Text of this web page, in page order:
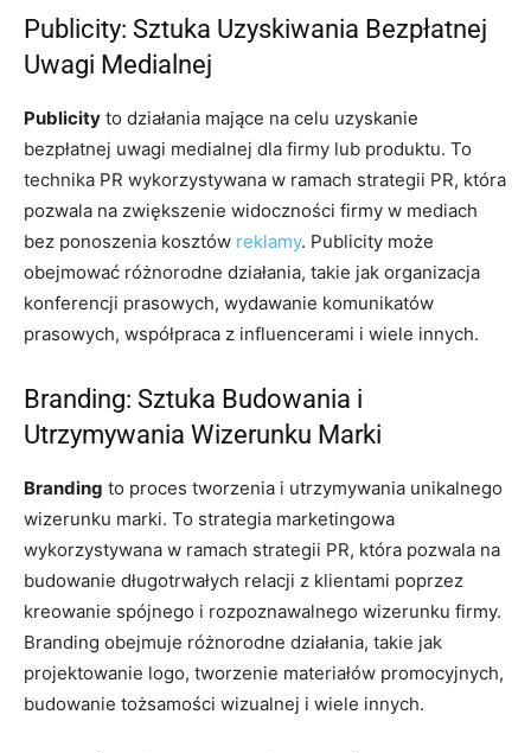
Publicity: Sztuka Uzyskiwania Bezpłatnej
Uwagi Medialnej
Publicity to działania mające na celu uzyskanie
bezpłatnej uwagi medialnej dla firmy lub produktu. To
technika PR wykorzystywana w ramach strategii PR, która
pozwala na zwiększenie widoczności firmy w mediach
bez ponoszenia kosztów reklamy. Publicity może
obejmować różnorodne działania, takie jak organizacja
konferencji prasowych, wydawanie komunikatów
prasowych, współpraca z influencerami i wiele innych.
Branding: Sztuka Budowania i
Utrzymywania Wizerunku Marki
Branding to proces tworzenia i utrzymywania unikalnego
wizerunku marki. To strategia marketingowa
wykorzystywana w ramach strategii PR, która pozwala na
budowanie długotrwałych relacji z klientami poprzez
kreowanie spójnego i rozpoznawalnego wizerunku firmy.
Branding obejmuje różnorodne działania, takie jak
projektowanie logo, tworzenie materiałów promocyjnych,
budowanie tożsamości wizualnej i wiele innych.